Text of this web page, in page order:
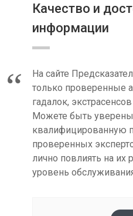
Качество и
информации
На сайте
только проверенные
гадалок,
Можете быть
квалифицированную
проверенных
лично повлиять на их
уровень